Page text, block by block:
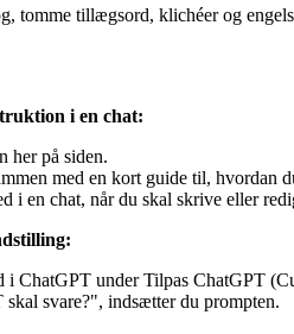
tomme tillægsord, klichéer og
i en chat:
her på siden.
med en kort guide til, hvordan
i en chat, når du skal skrive eller
i ChatGPT under Tilpas ChatGPT
svare?", indsætter du prompten.